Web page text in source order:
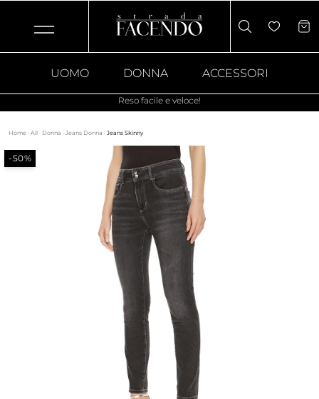
UOMO DONNA ACCESSORI
Reso facile e veloce!
Home · All · Donna · Jeans Donna · Jeans Skinny
-50%